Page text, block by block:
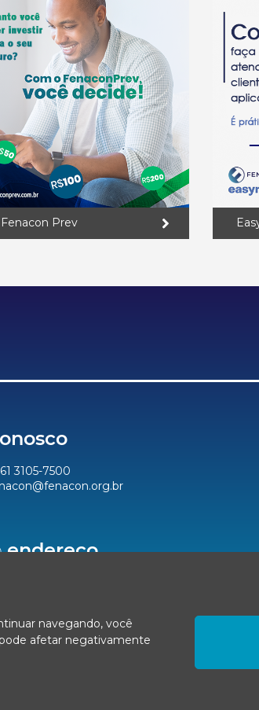
navegando, você
afetar negativamente
Fenacon Prev
61 3105-7500
endereço